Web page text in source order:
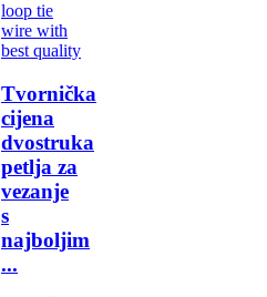
Tvornička
cijena
dvostruka
petlja za
vezanje
s
najboljim
...